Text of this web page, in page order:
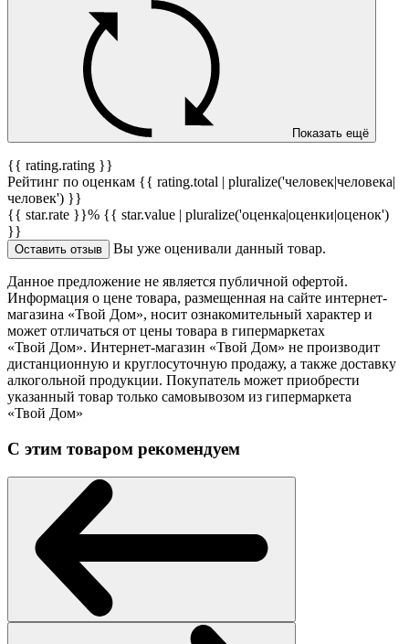
Показать ещё
{{ rating.rating }}
Рейтинг по оценкам {{ rating.total | pluralize('человек|человека|
человек') }}
{{ star.rate }}% {{ star.value | pluralize('оценка|оценки|оценок')
}}
Оставить отзыв Вы уже оценивали данный товар.
Данное предложение не является публичной офертой.
Информация о цене товара, размещенная на сайте интернет-
магазина «Твой Дом», носит ознакомительный характер и
может отличаться от цены товара в гипермаркетах
«Твой Дом». Интернет-магазин «Твой Дом» не производит
дистанционную и круглосуточную продажу, а также доставку
алкогольной продукции. Покупатель может приобрести
указанный товар только самовывозом из гипермаркета
«Твой Дом»
С этим товаром рекомендуем